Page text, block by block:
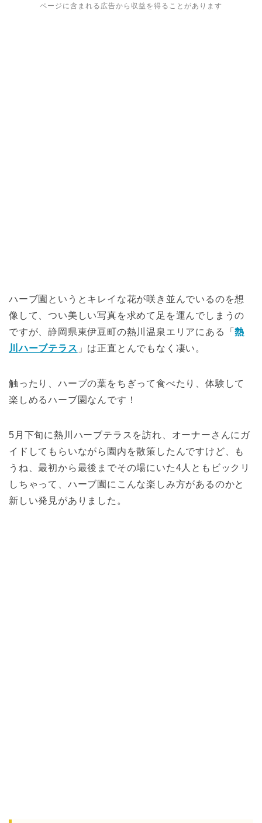
ページに含まれる広告から収益を得ることがあります
ハーブ園というとキレイな花が咲き並んでいるのを想
像して、つい美しい写真を求めて足を運んでしまうの
ですが、静岡県東伊豆町の熱川温泉エリアにある「熱
川ハーブテラス 」は正直とんでもなく凄い。
触ったり、ハーブの葉をちぎって食べたり、体験して
楽しめるハーブ園なんです！
5月下旬に熱川ハーブテラスを訪れ、オーナーさんにガ
イドしてもらいながら園内を散策したんですけど、も
うね、最初から最後までその場にいた4人ともビックリ
しちゃって、ハーブ園にこんな楽しみ方があるのかと
新しい発見がありました。